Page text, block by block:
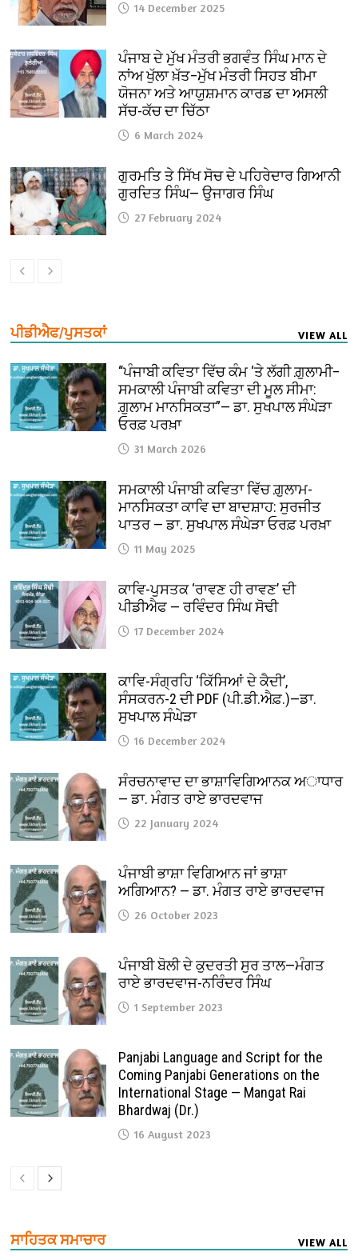
14 December 2025
ਪੰਜਾਬ ਦੇ ਮੁੱਖ ਮੰਤਰੀ ਭਗਵੰਤ ਸਿੰਘ ਮਾਨ ਦੇ
ਨਾਂਅ ਖੁੱਲਾ ਖ਼ੱਤ–ਮੁੱਖ ਮੰਤਰੀ ਸਿਹਤ ਬੀਮਾ
ਯੋਜਨਾ ਅਤੇ ਆਯੁਸ਼ਮਾਨ ਕਾਰਡ ਦਾ ਅਸਲੀ
ਸੱਚ-ਕੱਚ ਦਾ ਚਿੱਠਾ
6 March 2024
ਗੁਰਮਤਿ ਤੇ ਸਿੱਖ ਸੋਚ ਦੇ ਪਹਿਰੇਦਾਰ ਗਿਆਨੀ
ਗੁਰਦਿਤ ਸਿੰਘ— ਉਜਾਗਰ ਸਿੰਘ
27 February 2024
ਪੀਡੀਐਫ/ਪੁਸਤਕਾਂ VIEW ALL
“ਪੰਜਾਬੀ ਕਵਿਤਾ ਵਿੱਚ ਕੰਮ ‘ਤੇ ਲੱਗੀ ਗ਼ੁਲਾਮੀ–
ਸਮਕਾਲੀ ਪੰਜਾਬੀ ਕਵਿਤਾ ਦੀ ਮੂਲ ਸੀਮਾ:
ਗ਼ੁਲਾਮ ਮਾਨਸਿਕਤਾ”— ਡਾ. ਸੁਖਪਾਲ ਸੰਘੇੜਾ
ਓਰਫ਼ ਪਰਖ਼ਾ
31 March 2026
ਸਮਕਾਲੀ ਪੰਜਾਬੀ ਕਵਿਤਾ ਵਿੱਚ ਗ਼ੁਲਾਮ-
ਮਾਨਸਿਕਤਾ ਕਾਵਿ ਦਾ ਬਾਦਸ਼ਾਹ: ਸੁਰਜੀਤ
ਪਾਤਰ — ਡਾ. ਸੁਖਪਾਲ ਸੰਘੇੜਾ ਓਰਫ਼ ਪਰਖ਼ਾ
11 May 2025
ਕਾਵਿ-ਪੁਸਤਕ ‘ਰਾਵਣ ਹੀ ਰਾਵਣ’ ਦੀ
ਪੀਡੀਐਫ — ਰਵਿੰਦਰ ਸਿੰਘ ਸੋਢੀ
17 December 2024
ਕਾਵਿ-ਸੰਗ੍ਰਹਿ ‘ਕਿੱਸਿਆਂ ਦੇ ਕੈਦੀ’,
ਸੰਸਕਰਨ-2 ਦੀ PDF (ਪੀ.ਡੀ.ਐਫ਼.)—ਡਾ.
ਸੁਖਪਾਲ ਸੰਘੇੜਾ
16 December 2024
ਸੰਰਚਨਾਵਾਦ ਦਾ ਭਾਸ਼ਾਵਿਗਿਆਨਕ ਅਾਧਾਰ
— ਡਾ. ਮੰਗਤ ਰਾਏ ਭਾਰਦਵਾਜ
22 January 2024
ਪੰਜਾਬੀ ਭਾਸ਼ਾ ਵਿਗਿਆਨ ਜਾਂ ਭਾਸ਼ਾ
ਅਗਿਆਨ? — ਡਾ. ਮੰਗਤ ਰਾਏ ਭਾਰਦਵਾਜ
26 October 2023
ਪੰਜਾਬੀ ਬੋਲੀ ਦੇ ਕੁਦਰਤੀ ਸੁਰ ਤਾਲ—ਮੰਗਤ
ਰਾਏ ਭਾਰਦਵਾਜ-ਨਰਿੰਦਰ ਸਿੰਘ
1 September 2023
Panjabi Language and Script for the
Coming Panjabi Generations on the
International Stage — Mangat Rai
Bhardwaj (Dr.)
16 August 2023
ਸਾਹਿਤਕ ਸਮਾਚਾਰ VIEW ALL